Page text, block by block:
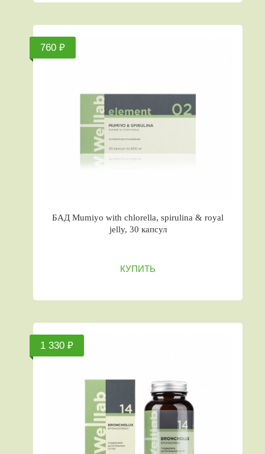
760 ₽
БАД Mumiyo with chlorella, spirulina & royal
jelly, 30 капсул
КУПИТЬ
1 330 ₽